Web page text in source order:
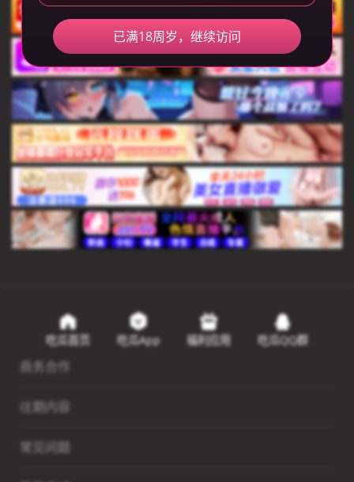
已满18周岁，继续访问
吃瓜首页 吃瓜App 福利应用 吃瓜QQ群
商务合作
往期内容
常见问题